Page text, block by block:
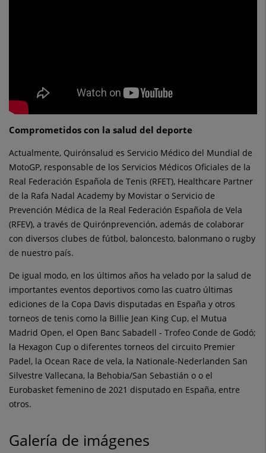
Comprometidos con la salud del deporte
Actualmente, Quirónsalud es Servicio Médico del Mundial de
MotoGP, responsable de los Servicios Médicos Oficiales de la
Real Federación Española de Tenis (RFET), Healthcare Partner
de la Rafa Nadal Academy by Movistar o Servicio de
Prevención Médica de la Real Federación Española de Vela
(RFEV), a través de Quirónprevención, además de colaborar
con diversos clubes de fútbol, baloncesto, balonmano o rugby
de nuestro país.
De igual modo, en los últimos años ha velado por la salud de
importantes eventos deportivos como las cuatro últimas
ediciones de la Copa Davis disputadas en España y otros
torneos de tenis como la Billie Jean King Cup, el Mutua
Madrid Open, el Open Banc Sabadell - Trofeo Conde de Godó;
la Hexagon Cup o diferentes torneos del circuito Premier
Padel, la Ocean Race de vela, la Nationale-Nederlanden San
Silvestre Vallecana, la Behobia/San Sebastián o o el
Eurobasket femenino de 2021 disputado en España, entre
otros.
Galería de imágenes